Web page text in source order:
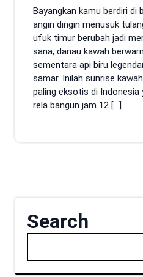
Bayangkan kamu berdiri di
angin dingin menusuk
ufuk timur berubah jadi
sana, danau kawah
sementara api biru
samar. Inilah sunrise
paling eksotis di Indonesia
rela bangun jam 12 […]
Search